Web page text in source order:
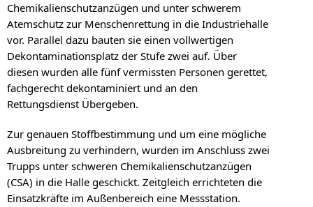
Chemikalienschutzanzügen und unter schwerem
Atemschutz zur Menschenrettung in die Industriehalle
vor. Parallel dazu bauten sie einen vollwertigen
Dekontaminationsplatz der Stufe zwei auf. Über
diesen wurden alle fünf vermissten Personen gerettet,
fachgerecht dekontaminiert und an den
Rettungsdienst Übergeben.
Zur genauen Stoffbestimmung und um eine mögliche
Ausbreitung zu verhindern, wurden im Anschluss zwei
Trupps unter schweren Chemikalienschutzanzügen
(CSA) in die Halle geschickt. Zeitgleich errichteten die
Einsatzkräfte im Außenbereich eine Messstation.